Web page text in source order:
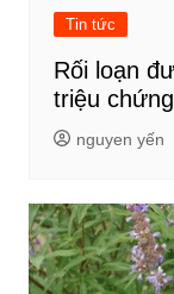
Tin tức
Rối loạn
triệu
nguyen yến